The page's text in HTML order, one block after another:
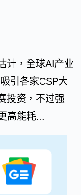
计，全球AI产业
引各家CSP大
投资，不过强
高能耗...